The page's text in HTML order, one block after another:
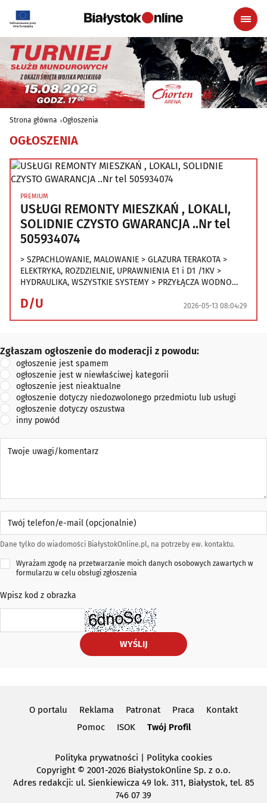
Strona główna Ogłoszenia
OGŁOSZENIA
PREMIUM
USŁUGI REMONTY MIESZKAŃ , LOKALI,
SOLIDNIE CZYSTO GWARANCJA ..Nr tel
505934074
> SZPACHLOWANIE, MALOWANIE > GLAZURA TERAKOTA >
ELEKTRYKA, ROZDZIELNIE, UPRAWNIENIA E1 i D1 /1KV >
HYDRAULIKA, WSZYSTKIE SYSTEMY > PRZYŁĄCZA WODNO
PRZEPŁYWOWYCH WODY ) > WYMIANA GRZEJNIKÓW METODĄ
SUFITY PODW
D/U 2026-05-13 08:04:29
Zgłaszam ogłoszenie do moderacji z powodu:
Zgłaszam ogłoszenie do moderacji z powodu:
ogłoszenie jest spamem
ogłoszenie jest w niewłaściwej kategorii
ogłoszenie jest nieaktualne
ogłoszenie dotyczy niedozwolonego przedmiotu lub usługi
ogłoszenie dotyczy oszustwa
inny powód
Twój telefon/e-mail (opcjonalnie)
Dane tylko do wiadomości BiałystokOnline.pl, na potrzeby ew. kontaktu.
Wyrażam zgodę na przetwarzanie moich danych osobowych zawartych w
formularzu w celu obsługi zgłoszenia
Wpisz kod z obrazka
WYŚLIJ
O portalu Reklama Patronat Praca
Kontakt
Pomoc
ISOK Twój Profil
Polityka prywatności
Polityka cookies
Copyright© 2001-2026 BiałystokOnline Sp. z o.o.
Adres redakcji: ul. Sienkiewicza 49 lok. 311, Białystok, tel. 85
746 07 39